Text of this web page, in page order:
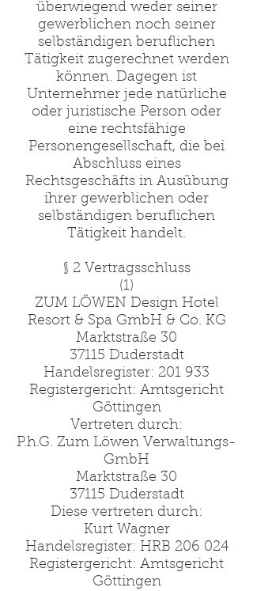
überwiegend weder seiner
gewerblichen noch seiner
selbständigen beruflichen
Tätigkeit zugerechnet werden
können. Dagegen ist
Unternehmer jede natürliche
oder juristische Person oder
eine rechtsfähige
Personengesellschaft, die bei
Abschluss eines
Rechtsgeschäfts in Ausübung
ihrer gewerblichen oder
selbständigen beruflichen
Tätigkeit handelt.
§ 2 Vertragsschluss
(1)
ZUM LÖWEN Design Hotel
Resort & Spa GmbH & Co. KG
Marktstraße 30
37115 Duderstadt
Handelsregister: 201 933
Registergericht: Amtsgericht
Göttingen
Vertreten durch:
P.h.G. Zum Löwen Verwaltungs-
GmbH
Marktstraße 30
37115 Duderstadt
Diese vertreten durch:
Kurt Wagner
Handelsregister: HRB 206 024
Registergericht: Amtsgericht
Göttingen